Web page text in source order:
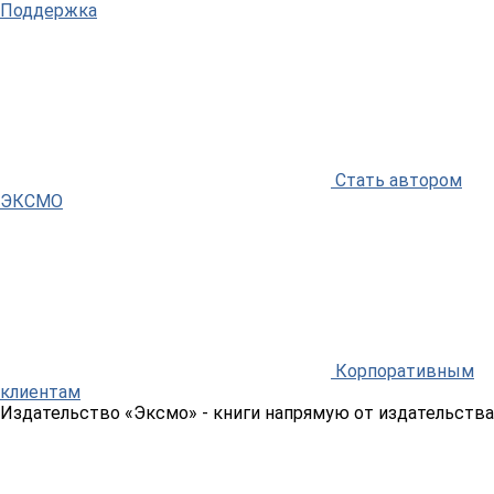
Поддержка
Стать автором
ЭКСМО
Корпоративным
клиентам
Издательство «Эксмо» - книги напрямую от издательства